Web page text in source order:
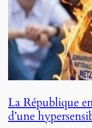
La République
d’une